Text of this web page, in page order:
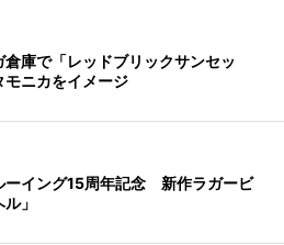
倉庫で「レッドブリックサンセッ
ニカをイメージ
ーイング15周年記念 新作ラガービ
」